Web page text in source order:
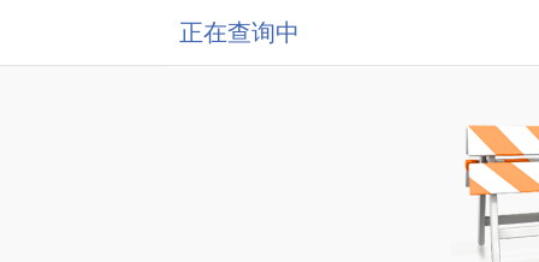
正在查询中